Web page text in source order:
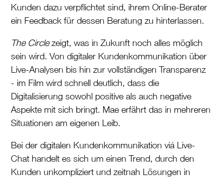
Kunden dazu verpflichtet sind, ihrem Online-Berater
ein Feedback für dessen Beratung zu hinterlassen.
The Circlezeigt, was in Zukunft noch alles möglich
sein wird. Von digitaler Kundenkommunikation über
Live-Analysen bis hin zur vollständigen Transparenz
- im Film wird schnell deutlich, dass die
Digitalisierung sowohl positive als auch negative
Aspekte mit sich bringt. Mae erfährt das in mehreren
Situationen am eigenen Leib.
Bei der digitalen Kundenkommunikation viá Live-
Chat handelt es sich um einen Trend, durch den
Kunden unkompliziert und zeitnah Lösungen in